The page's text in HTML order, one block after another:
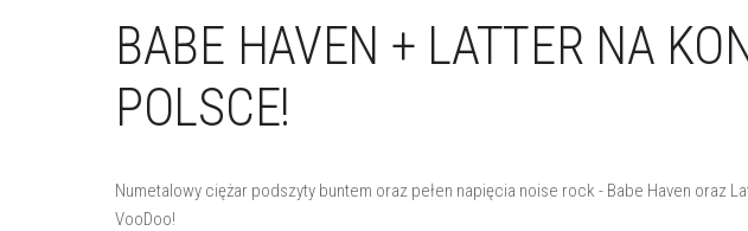
BABE HAVEN + LATTER NA
POLSCE!
Numetalowy ciężar podszyty buntem oraz pełen napięcia noise rock - Babe Haven oraz
VooDoo!